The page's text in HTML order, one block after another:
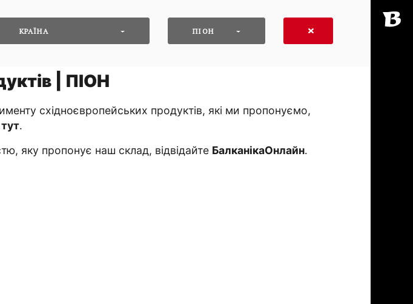
КРАЇНА ПІОН
| ПІОН
східноєвропейських продуктів, які ми пропонуємо,
тут․
яку пропонує наш склад, відвідайте БалканікаОнлайн․